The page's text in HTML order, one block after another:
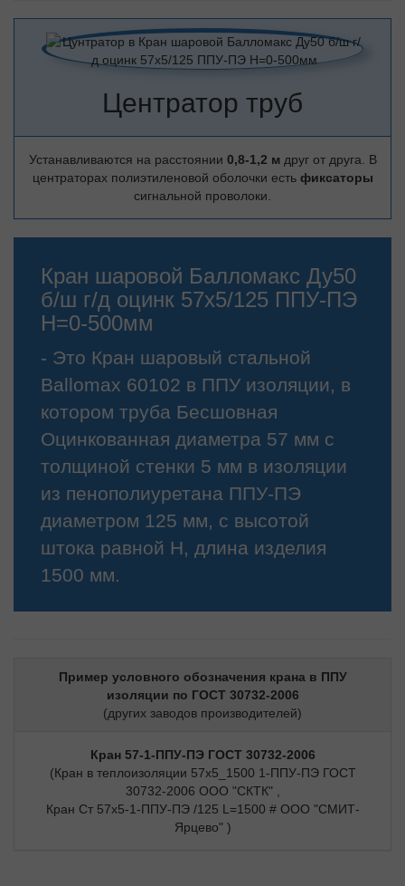
Центратор труб
Устанавливаются на расстоянии 0,8-1,2 м друг от друга. В
центраторах полиэтиленовой оболочки есть фиксаторы
сигнальной проволоки.
Кран шаровой Балломакс Ду50
б/ш г/д оцинк 57х5/125 ППУ-ПЭ
H=0-500мм
- Это Кран шаровый стальной
Ballomax 60102 в ППУ изоляции, в
котором труба Бесшовная
Оцинкованная диаметра 57 мм с
толщиной стенки 5 мм в изоляции
из пенополиуретана ППУ-ПЭ
диаметром 125 мм, с высотой
штока равной H, длина изделия
1500 мм.
Пример условного обозначения крана в ППУ
изоляции по ГОСТ 30732-2006
(других заводов производителей)
Кран 57-1-ППУ-ПЭ ГОСТ 30732-2006
(Кран в теплоизоляции 57х5_1500 1-ППУ-ПЭ ГОСТ
30732-2006 ООО "СКТК" ,
Кран Ст 57х5-1-ППУ-ПЭ /125 L=1500 # ООО "СМИТ-
Ярцево" )